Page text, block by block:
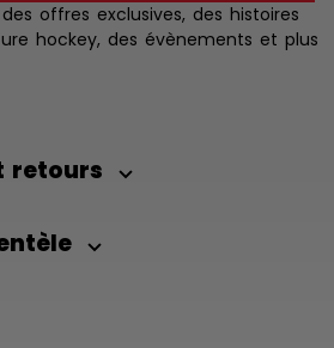
offres exclusives, des histoires
hockey, des évènements et plus
retours